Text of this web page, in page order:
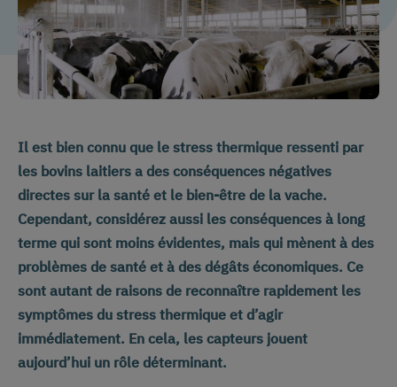
Il est bien connu que le stress thermique ressenti par
les bovins laitiers a des conséquences négatives
directes sur la santé et le bien-être de la vache.
Cependant, considérez aussi les conséquences à long
terme qui sont moins évidentes, mais qui mènent à des
problèmes de santé et à des dégâts économiques. Ce
sont autant de raisons de reconnaître rapidement les
symptômes du stress thermique et d’agir
immédiatement. En cela, les capteurs jouent
aujourd’hui un rôle déterminant.